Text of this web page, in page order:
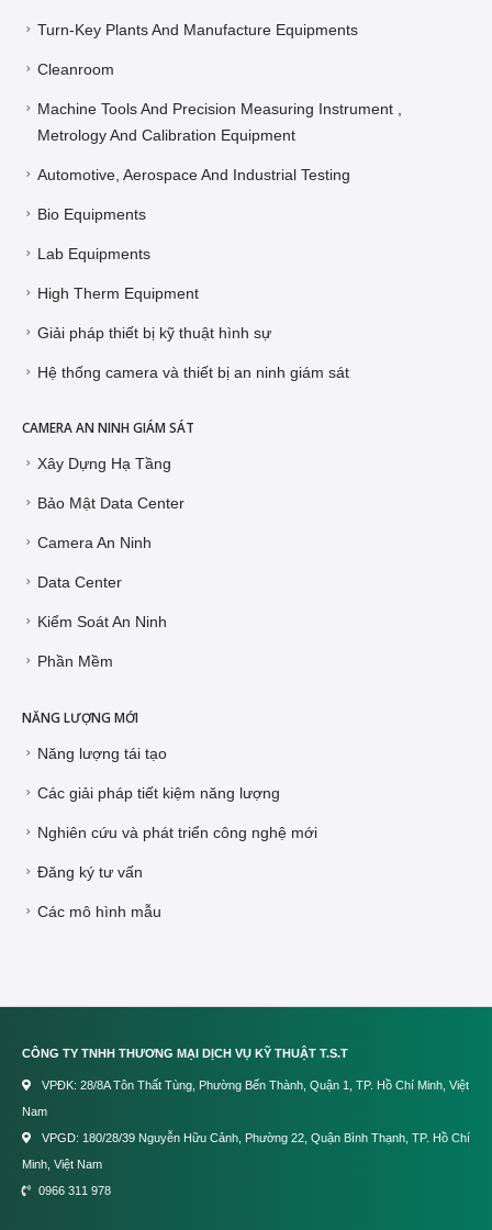
Turn-Key Plants And Manufacture Equipments
Cleanroom
Machine Tools And Precision Measuring Instrument ,
Metrology And Calibration Equipment
Automotive, Aerospace And Industrial Testing
Bio Equipments
Lab Equipments
High Therm Equipment
Giải pháp thiết bị kỹ thuật hình sự
Hệ thống camera và thiết bị an ninh giám sát
CAMERA AN NINH GIÁM SÁT
Xây Dựng Hạ Tầng
Bảo Mật Data Center
Camera An Ninh
Data Center
Kiểm Soát An Ninh
Phần Mềm
NĂNG LƯỢNG MỚI
Năng lượng tái tạo
Các giải pháp tiết kiệm năng lượng
Nghiên cứu và phát triển công nghệ mới
Đăng ký tư vấn
Các mô hình mẫu
CÔNG TY TNHH THƯƠNG MẠI DỊCH VỤ KỸ THUẬT T.S.T
VPĐK: 28/8A Tôn Thất Tùng, Phường Bến Thành, Quận 1, TP. Hồ Chí Minh, Việt
Nam
VPGD: 180/28/39 Nguyễn Hữu Cảnh, Phường 22, Quận Bình Thạnh, TP. Hồ Chí
Minh, Việt Nam
0966 311 978